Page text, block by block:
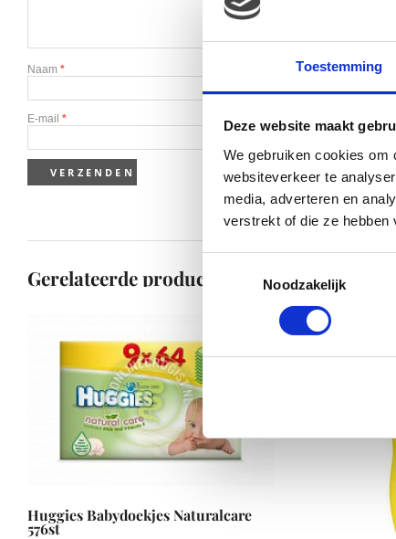
Toestemming
Deze website maakt
We gebruiken cookies om
websiteverkeer te
media, adverteren en
verstrekt of die ze hebben
Noodzakelijk
Naam *
E-mail *
Gerelateerde producten
Huggies Babydoekjes Naturalcare
576st